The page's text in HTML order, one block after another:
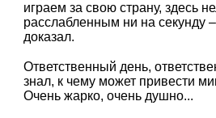
играем за свою страну, здесь
расслабленным ни на секунду –
доказал.
Ответственный день,
знал, к чему может привести
Очень жарко, очень душно...